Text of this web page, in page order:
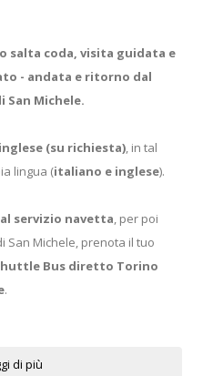
salta coda, visita guidata e
- andata e ritorno dal
San Michele.
(su richiesta), in tal
lingua (italiano e inglese).
servizio navetta, per poi
San Michele, prenota il tuo
Bus diretto Torino
.
di più